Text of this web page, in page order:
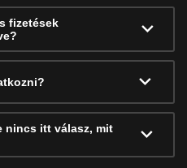
fizetések
nincs itt válasz, mit